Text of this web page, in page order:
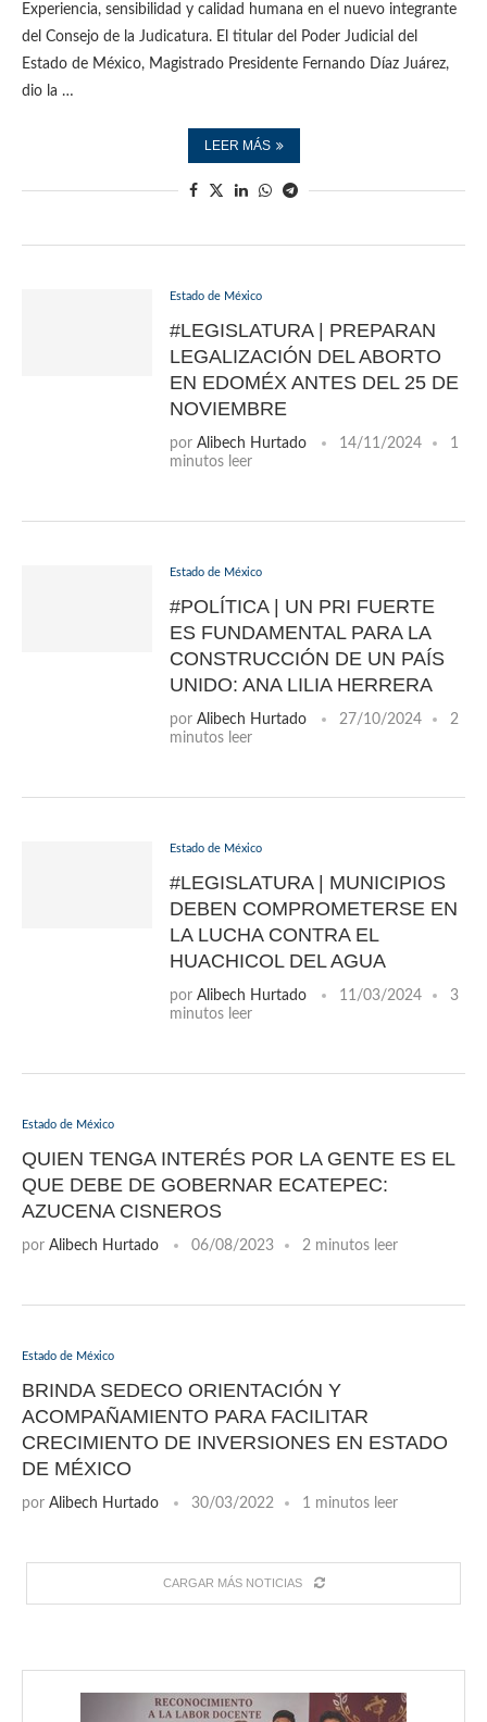
Experiencia, sensibilidad y calidad humana en el nuevo integrante
del Consejo de la Judicatura. El titular del Poder Judicial del
Estado de México, Magistrado Presidente Fernando Díaz Juárez,
dio la …
LEER MÁS
Estado de México
#LEGISLATURA | PREPARAN
LEGALIZACIÓN DEL ABORTO
EN EDOMÉX ANTES DEL 25 DE
NOVIEMBRE
por Alibech Hurtado 14/11/2024
1
minutos leer
Estado de México
#POLÍTICA | UN PRI FUERTE
ES FUNDAMENTAL PARA LA
CONSTRUCCIÓN DE UN PAÍS
UNIDO: ANA LILIA HERRERA
por Alibech Hurtado 27/10/2024
2
minutos leer
Estado de México
#LEGISLATURA | MUNICIPIOS
DEBEN COMPROMETERSE EN
LA LUCHA CONTRA EL
HUACHICOL DEL AGUA
por Alibech Hurtado 11/03/2024
3
minutos leer
Estado de México
QUIEN TENGA INTERÉS POR LA GENTE ES EL
QUE DEBE DE GOBERNAR ECATEPEC:
AZUCENA CISNEROS
por Alibech Hurtado 06/08/2023 2 minutos leer
Estado de México
BRINDA SEDECO ORIENTACIÓN Y
ACOMPAÑAMIENTO PARA FACILITAR
CRECIMIENTO DE INVERSIONES EN ESTADO
DE MÉXICO
por Alibech Hurtado 30/03/2022 1 minutos leer
CARGAR MÁS NOTICIAS